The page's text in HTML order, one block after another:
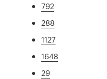
792
288
1127
1648
29